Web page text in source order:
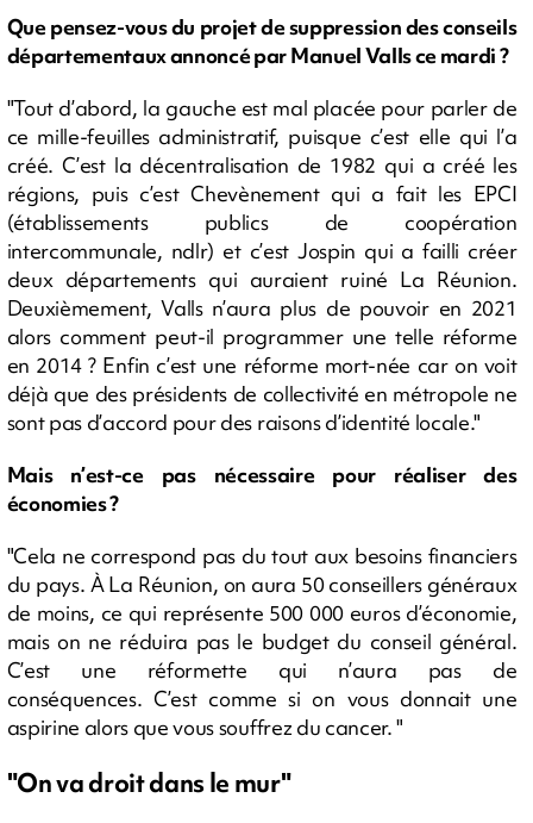
Que pensez-vous du projet de suppression des conseils
départementaux annoncé par Manuel Valls ce mardi ?
"Tout d’abord, la gauche est mal placée pour parler de
ce mille-feuilles administratif, puisque c’est elle qui l’a
créé. C’est la décentralisation de 1982 qui a créé les
régions, puis c’est Chevènement qui a fait les EPCI
(établissements publics de coopération
intercommunale, ndlr) et c’est Jospin qui a failli créer
deux départements qui auraient ruiné La Réunion.
Deuxièmement, Valls n’aura plus de pouvoir en 2021
alors comment peut-il programmer une telle réforme
en 2014 ? Enfin c’est une réforme mort-née car on voit
déjà que des présidents de collectivité en métropole ne
sont pas d’accord pour des raisons d’identité locale."
Mais n’est-ce pas nécessaire pour réaliser des
économies ?
"Cela ne correspond pas du tout aux besoins financiers
du pays. À La Réunion, on aura 50 conseillers généraux
de moins, ce qui représente 500 000 euros d’économie,
mais on ne réduira pas le budget du conseil général.
C’est une réformette qui n’aura pas de
conséquences. C’est comme si on vous donnait une
aspirine alors que vous souffrez du cancer. "
"On va droit dans le mur"